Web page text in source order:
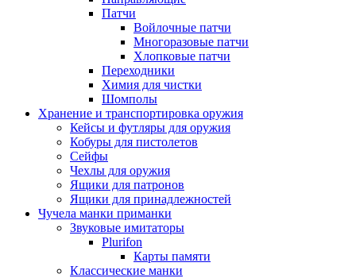
Патчи
Войлочные патчи
Многоразовые патчи
Хлопковые патчи
Переходники
Химия для чистки
Шомполы
Хранение и транспортировка оружия
Кейсы и футляры для оружия
Кобуры для пистолетов
Сейфы
Чехлы для оружия
Ящики для патронов
Ящики для принадлежностей
Чучела манки приманки
Звуковые имитаторы
Plurifon
Карты памяти
Классические манки